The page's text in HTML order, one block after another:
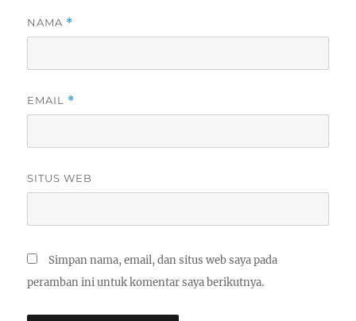
NAMA *
EMAIL *
SITUS WEB
Simpan nama, email, dan situs web saya pada
peramban ini untuk komentar saya berikutnya.